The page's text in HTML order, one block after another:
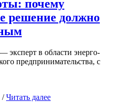
почему
решение должно
эксперт в области энерго-
предпринимательства, с
/Читать далее